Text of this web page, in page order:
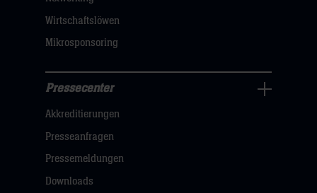
Wirtschaftslöwen
Mikrosponsoring
Navigation
öffnen,
dann
Pressecenter
Akkreditierungen
Presseanfragen
Pressemeldungen
Downloads